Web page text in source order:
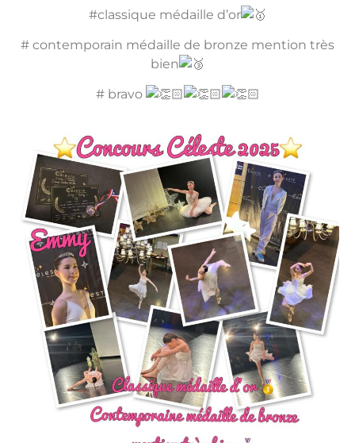
#classique médaille d’or
# contemporain médaille de bronze mention très
bien
# bravo